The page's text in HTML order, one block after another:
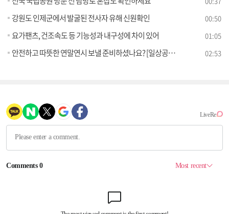
강원도 인제군에서 발굴된 전사자 유해 신원확인 00:50
요가팬츠, 건조속도 등 기능성과 내구성에 차이 있어 01:05
안전하고 따뜻한 연말연시 보낼 준비하셨나요? [일상공감 365] 02:53